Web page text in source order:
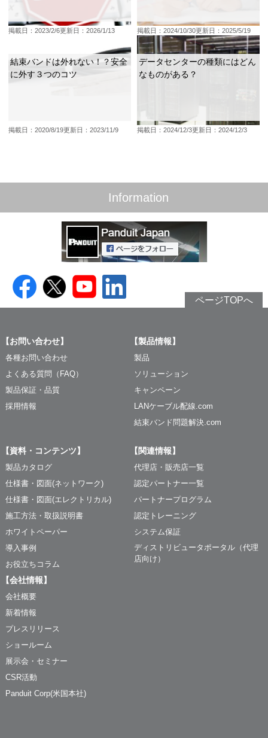
掲載日：2023/2/6更新日：2026/1/13 掲載日：2024/10/30更新日：2025/5/19
結束バンドは外れない！？安全
に外す３つのコツ
掲載日：2020/8/19更新日：2023/11/9
データセンターの種類にはどん
なものがある？
掲載日：2024/12/3更新日：2024/12/3
Information
ページTOPへ
【お問い合わせ】
各種お問い合わせ
よくある質問（FAQ）
製品保証・品質
採用情報
【製品情報】
製品
ソリューション
キャンペーン
LANケーブル配線.com
結束バンド問題解決.com
【資料・コンテンツ】
製品カタログ
仕様書・図面(ネットワーク)
仕様書・図面(エレクトリカル)
施工方法・取扱説明書
ホワイトペーパー
導入事例
お役立ちコラム
【関連情報】
代理店・販売店一覧
認定パートナー一覧
パートナープログラム
認定トレーニング
システム保証
ディストリビュータポータル（代理
店向け）
【会社情報】
会社概要
新着情報
プレスリリース
ショールーム
展示会・セミナー
CSR活動
Panduit Corp(米国本社)